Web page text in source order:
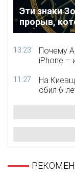
Эти знаки
прорыв,
13:23
Почему
iPhone –
11:27
На
сбил 6-